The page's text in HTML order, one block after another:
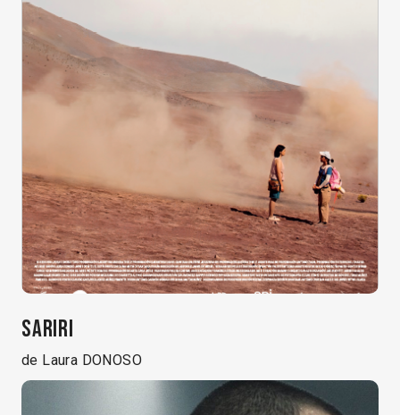
SARIRI
de Laura DONOSO